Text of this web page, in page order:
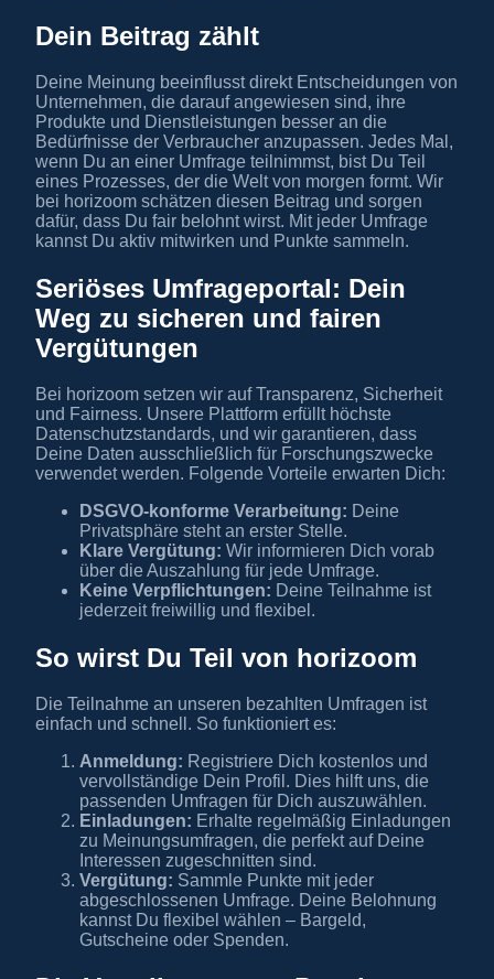
Dein Beitrag zählt
Deine Meinung beeinflusst direkt Entscheidungen von
Unternehmen, die darauf angewiesen sind, ihre
Produkte und Dienstleistungen besser an die
Bedürfnisse der Verbraucher anzupassen. Jedes Mal,
wenn Du an einer Umfrage teilnimmst, bist Du Teil
eines Prozesses, der die Welt von morgen formt. Wir
bei horizoom schätzen diesen Beitrag und sorgen
dafür, dass Du fair belohnt wirst. Mit jeder Umfrage
kannst Du aktiv mitwirken und Punkte sammeln.
Seriöses Umfrageportal: Dein
Weg zu sicheren und fairen
Vergütungen
Bei horizoom setzen wir auf Transparenz, Sicherheit
und Fairness. Unsere Plattform erfüllt höchste
Datenschutzstandards, und wir garantieren, dass
Deine Daten ausschließlich für Forschungszwecke
verwendet werden. Folgende Vorteile erwarten Dich:
DSGVO-konforme Verarbeitung: Deine
Privatsphäre steht an erster Stelle.
Klare Vergütung: Wir informieren Dich vorab
über die Auszahlung für jede Umfrage.
Keine Verpflichtungen: Deine Teilnahme ist
jederzeit freiwillig und flexibel.
So wirst Du Teil von horizoom
Die Teilnahme an unseren bezahlten Umfragen ist
einfach und schnell. So funktioniert es:
Anmeldung: Registriere Dich kostenlos und
vervollständige Dein Profil. Dies hilft uns, die
passenden Umfragen für Dich auszuwählen.
Einladungen: Erhalte regelmäßig Einladungen
zu Meinungsumfragen, die perfekt auf Deine
Interessen zugeschnitten sind.
Vergütung: Sammle Punkte mit jeder
abgeschlossenen Umfrage. Deine Belohnung
kannst Du flexibel wählen – Bargeld,
Gutscheine oder Spenden.